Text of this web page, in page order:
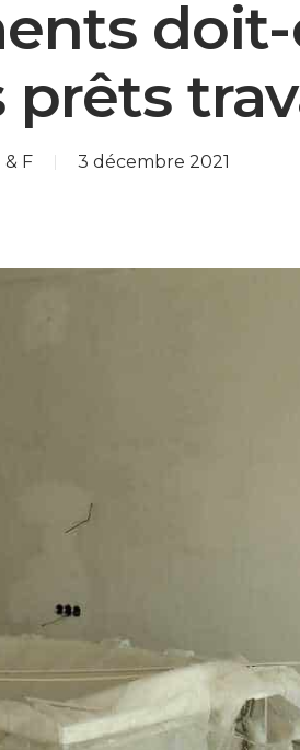
prêts
& F 3 décembre 2021